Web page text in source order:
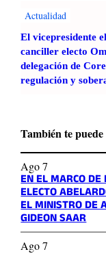
Actualidad
El vicepresidente
canciller electo
delegación de
regulación y
También te
Ago 7
EN EL MARCO
ELECTO
EL MINISTRO DE
GIDEON SAAR
Ago 7